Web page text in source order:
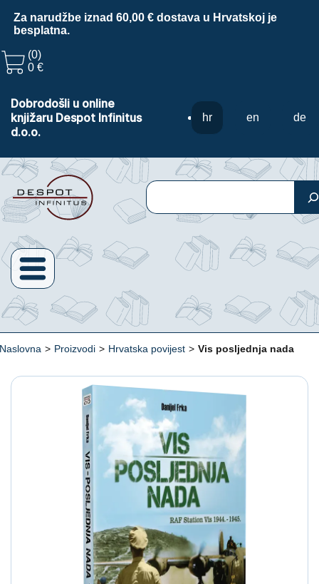
Za narudžbe iznad 60,00 € dostava u Hrvatskoj je
besplatna.
(0)
0 €
Dobrodošli u online
knjižaru Despot Infinitus
d.o.o.
hr en de
Pretraga
Naslovna > Proizvodi > Hrvatska povijest > Vis posljednja nada